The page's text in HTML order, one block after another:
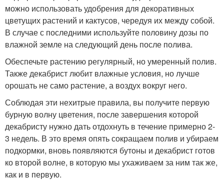
можно использовать удобрения для декоративных
цветущих растений и кактусов, чередуя их между собой.
В случае с последними используйте половину дозы по
влажной земле на следующий день после полива.
Обеспечьте растению регулярный, но умеренный полив.
Также декабрист любит влажные условия, но лучше
орошать не само растение, а воздух вокруг него.
Соблюдая эти нехитрые правила, вы получите первую
бурную волну цветения, после завершения которой
декабристу нужно дать отдохнуть в течение примерно 2-
3 недель. В это время опять сокращаем полив и убираем
подкормки, вновь появляются бутоны и декабрист готов
ко второй волне, в которую мы ухаживаем за ним так же,
как и в первую.